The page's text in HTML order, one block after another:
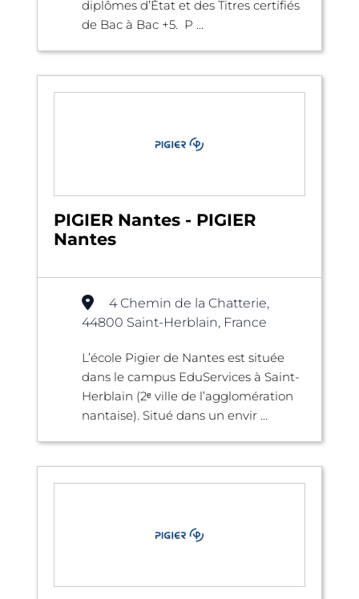
diplômes d’État et des Titres certifiés
de Bac à Bac +5. P ...
PIGIER Nantes - PIGIER
Nantes
4 Chemin de la Chatterie,
44800 Saint-Herblain, France
L’école Pigier de Nantes est située
dans le campus EduServices à Saint-
Herblain (2ᵉ ville de l’agglomération
nantaise). Situé dans un envir ...